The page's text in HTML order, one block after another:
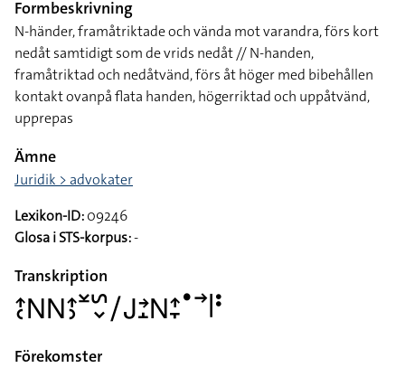
Formbeskrivning
N-händer, framåtriktade och vända mot varandra, förs kort
nedåt samtidigt som de vrids nedåt // N-handen,
framåtriktad och nedåtvänd, förs åt höger med bibehållen
kontakt ovanpå flata handen, högerriktad och uppåtvänd,
upprepas
Ämne
Juridik > advokater
Lexikon-ID:09246
Glosa i STS-korpus:-
Transkription
􌤴􌥗􌥌􌥌􌤴􌤶􌥸􌥲􌦀􌥠􌤢􌥔􌤸􌥌􌤴􌥙􌤟􌥣􌥼􌥻
Förekomster